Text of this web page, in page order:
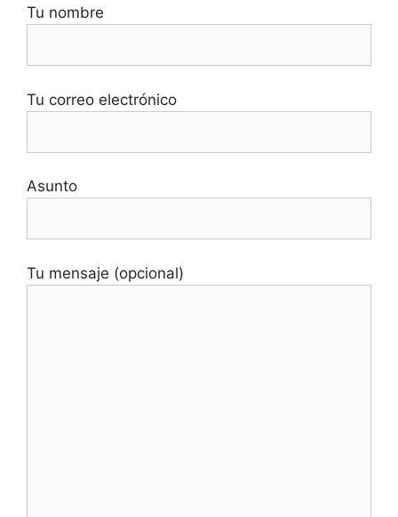
Tu nombre
Tu correo electrónico
Asunto
Tu mensaje (opcional)